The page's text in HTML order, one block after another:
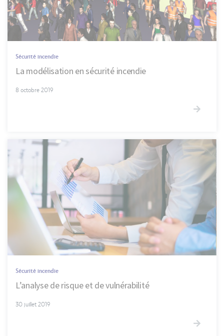
Sécurité incendie
La modélisation en sécurité incendie
8 octobre 2019
Sécurité incendie
L’analyse de risque et de vulnérabilité
30 juillet 2019